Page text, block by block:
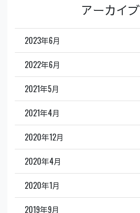
アーカイブ
2023年6月
2022年6月
2021年5月
2021年4月
2020年12月
2020年4月
2020年1月
2019年9月